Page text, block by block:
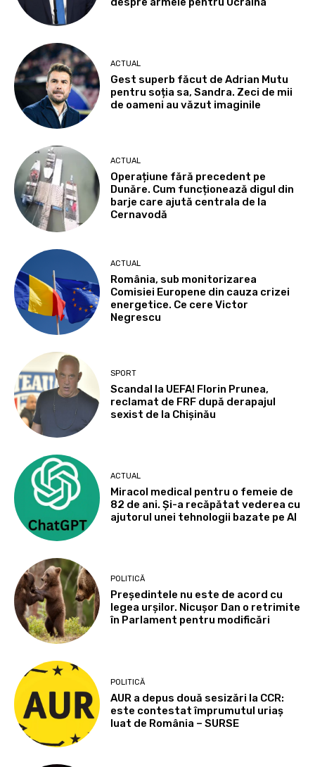
ACTUAL
Gest superb făcut de Adrian Mutu
pentru soția sa, Sandra. Zeci de mii
de oameni au văzut imaginile
ACTUAL
Operațiune fără precedent pe
Dunăre. Cum funcționează digul din
barje care ajută centrala de la
Cernavodă
ACTUAL
România, sub monitorizarea
Comisiei Europene din cauza crizei
energetice. Ce cere Victor
Negrescu
SPORT
Scandal la UEFA! Florin Prunea,
reclamat de FRF după derapajul
sexist de la Chișinău
ACTUAL
Miracol medical pentru o femeie de
82 de ani. Și-a recăpătat vederea cu
ajutorul unei tehnologii bazate pe AI
POLITICĂ
Președintele nu este de acord cu
legea urșilor. Nicușor Dan o retrimite
în Parlament pentru modificări
POLITICĂ
AUR a depus două sesizări la CCR:
este contestat împrumutul uriaș
luat de România – SURSE